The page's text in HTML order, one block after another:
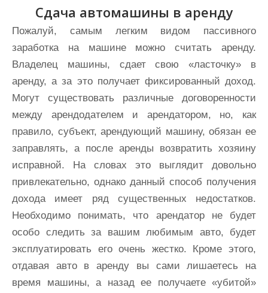
Сдача автомашины в аренду
Пожалуй, самым легким видом пассивного
заработка на машине можно считать аренду.
Владелец машины, сдает свою «ласточку» в
аренду, а за это получает фиксированный доход.
Могут существовать различные договоренности
между арендодателем и арендатором, но, как
правило, субъект, арендующий машину, обязан ее
заправлять, а после аренды возвратить хозяину
исправной. На словах это выглядит довольно
привлекательно, однако данный способ получения
дохода имеет ряд существенных недостатков.
Необходимо понимать, что арендатор не будет
особо следить за вашим любимым авто, будет
эксплуатировать его очень жестко. Кроме этого,
отдавая авто в аренду вы сами лишаетесь на
время машины, а назад ее получаете «убитой»